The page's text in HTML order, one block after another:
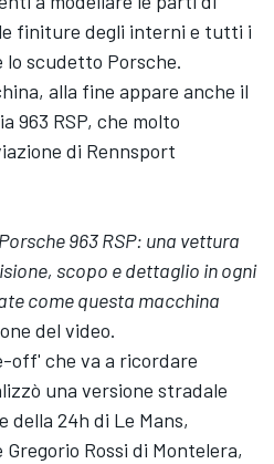
finiture degli interni e tutti i
scudetto Porsche.
alla fine appare anche il
963 RSP, che molto
di Rennsport
963 RSP: una vettura
scopo e dettaglio in ogni
come questa macchina
del video.
off' che va a ricordare
una versione stradale
della 24h di Le Mans,
Rossi di Montelera,